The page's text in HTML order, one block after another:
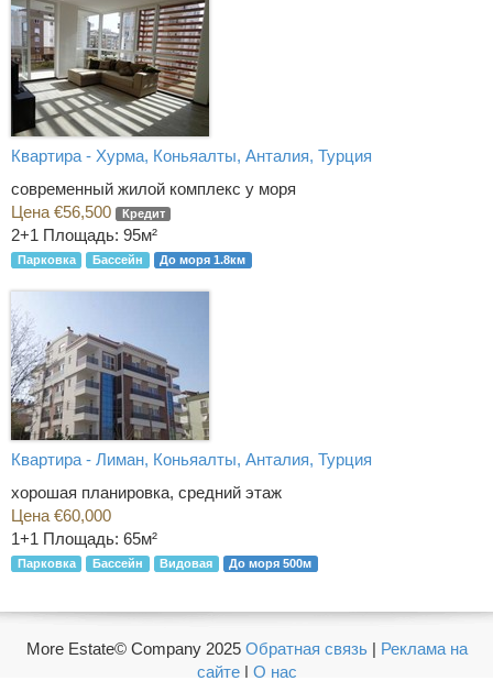
Квартира - Хурма, Коньяалты, Анталия, Турция
современный жилой комплекс у моря
Цена €56,500
Кредит
2+1 Площадь: 95м²
Парковка Бассейн До моря 1.8км
Квартира - Лиман, Коньяалты, Анталия, Турция
хорошая планировка, средний этаж
Цена €60,000
1+1 Площадь: 65м²
Парковка Бассейн Видовая До моря 500м
More Estate© Company 2025 Обратная связь| Реклама на
сайте| О нас